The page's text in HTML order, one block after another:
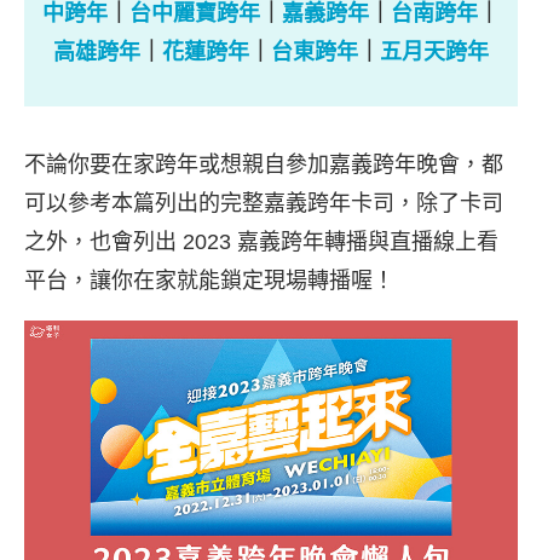
中跨年
台中麗寶跨年 嘉義跨年 台南跨年
高雄跨年
花蓮跨年 台東跨年 五月天跨年
不論你要在家跨年或想親自參加嘉義跨年晚會，都
可以參考本篇列出的完整嘉義跨年卡司，除了卡司
之外，也會列出 2023 嘉義跨年轉播與直播線上看
平台，讓你在家就能鎖定現場轉播喔！